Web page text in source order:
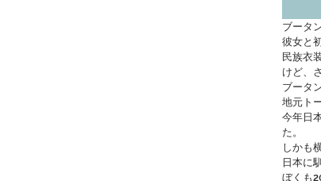
ブータ
彼女と
民族衣
けど、
ブータ
地元ト
今年日
た。
しかも
日本に
ぼくも